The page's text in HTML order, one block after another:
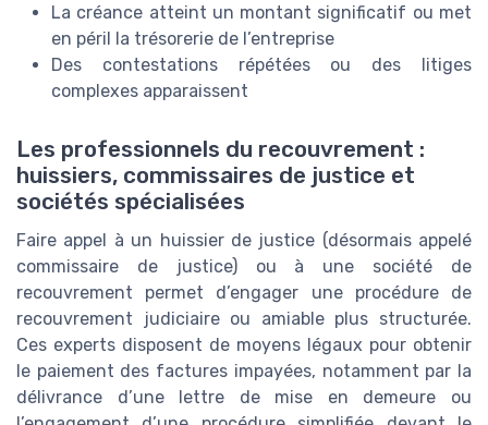
La créance atteint un montant significatif ou met
en péril la trésorerie de l’entreprise
Des contestations répétées ou des litiges
complexes apparaissent
Les professionnels du recouvrement :
huissiers, commissaires de justice et
sociétés spécialisées
Faire appel à un huissier de justice (désormais appelé
commissaire de justice) ou à une société de
recouvrement permet d’engager une procédure de
recouvrement judiciaire ou amiable plus structurée.
Ces experts disposent de moyens légaux pour obtenir
le paiement des factures impayées, notamment par la
délivrance d’une lettre de mise en demeure ou